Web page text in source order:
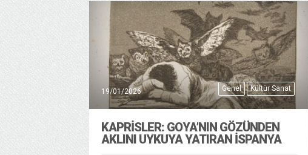
Genel Kültür Sanat
19/01/2026
KAPRISLER: GOYA’NIN GÖZÜNDEN
AKLINI UYKUYA YATIRAN İSPANYA